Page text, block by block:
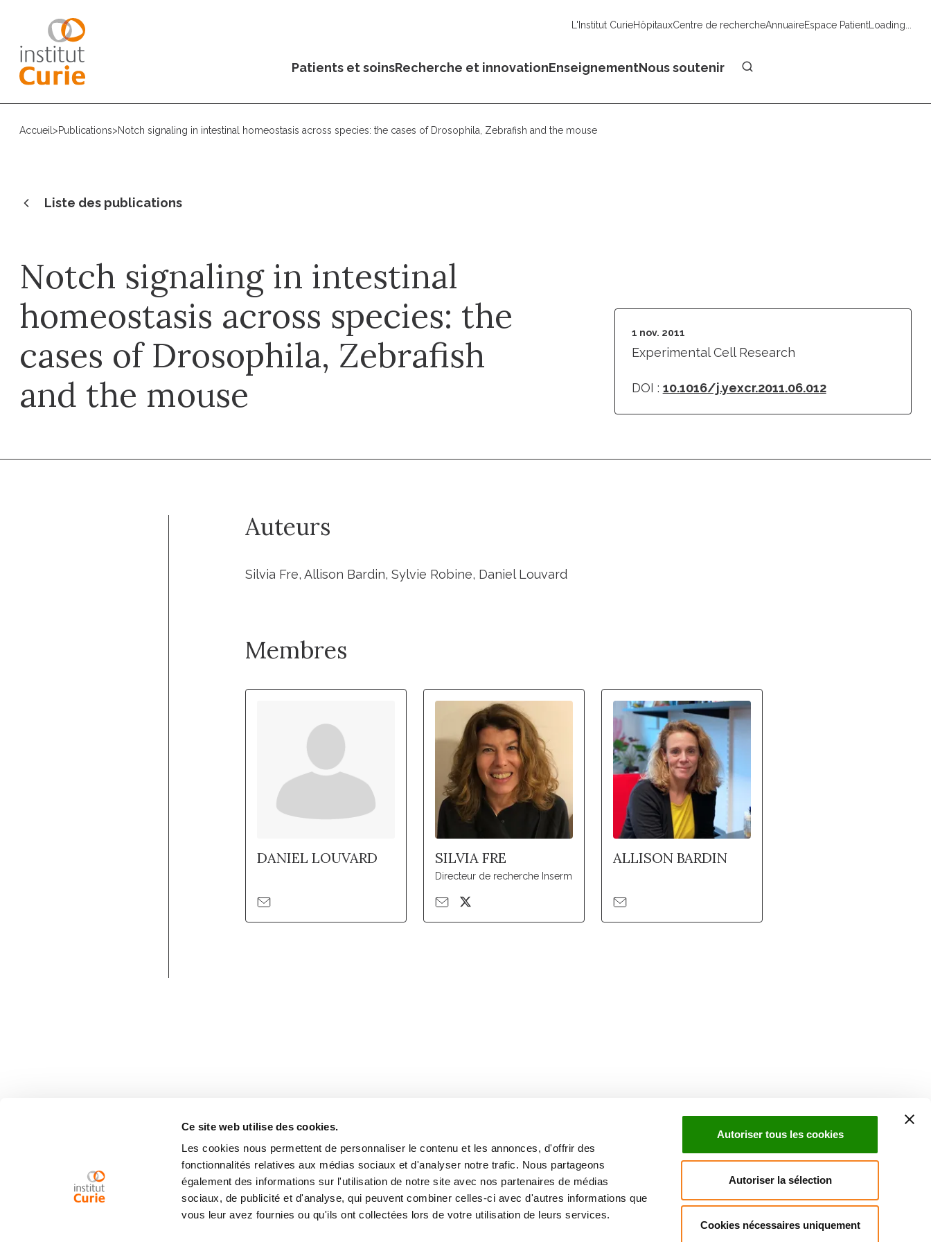
Ce site web utilise des cookies.
Les cookies nous permettent de personnaliser le contenu et les annonces, d'offrir des
fonctionnalités relatives aux médias sociaux et d'analyser notre trafic. Nous partageons
également des informations sur l'utilisation de notre site avec nos partenaires de médias
sociaux, de publicité et d'analyse, qui peuvent combiner celles-ci avec d'autres informations que
vous leur avez fournies ou qu'ils ont collectées lors de votre utilisation de leurs services.
Autoriser tous les cookies
Autoriser la sélection
Cookies nécessaires uniquement
L'Institut CurieHôpitauxCentre de rechercheAnnuaireEspace PatientLoading...
Patients et soinsRecherche et innovationEnseignementNous soutenir
Accueil >Publications>Notch signaling in intestinal homeostasis across species: the cases of Drosophila, Zebrafish and the mouse
Liste des publications
Notch signaling in intestinal
homeostasis across species: the
cases of Drosophila, Zebrafish
and the mouse
1 nov. 2011
Experimental Cell Research
DOI : 10.1016/j.yexcr.2011.06.012
Auteurs
Silvia Fre, Allison Bardin, Sylvie Robine, Daniel Louvard
Membres
DANIEL LOUVARD SILVIA FRE
Directeur de recherche Inserm
ALLISON BARDIN
Inscrivez-vous à la newsletter
ActualitésDroits du patient